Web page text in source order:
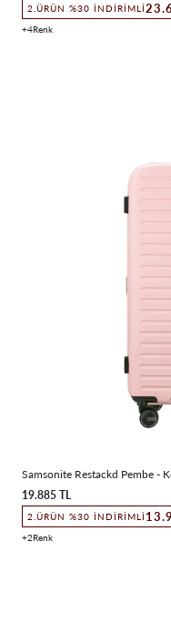
2.ÜRÜN %30 İNDIRIMLI
4
Samsonite Restackd Pembe -
19.885 TL
2.ÜRÜN %30 İNDIRIMLI
2